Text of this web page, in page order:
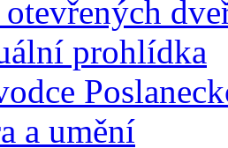
prohlídka
a umění